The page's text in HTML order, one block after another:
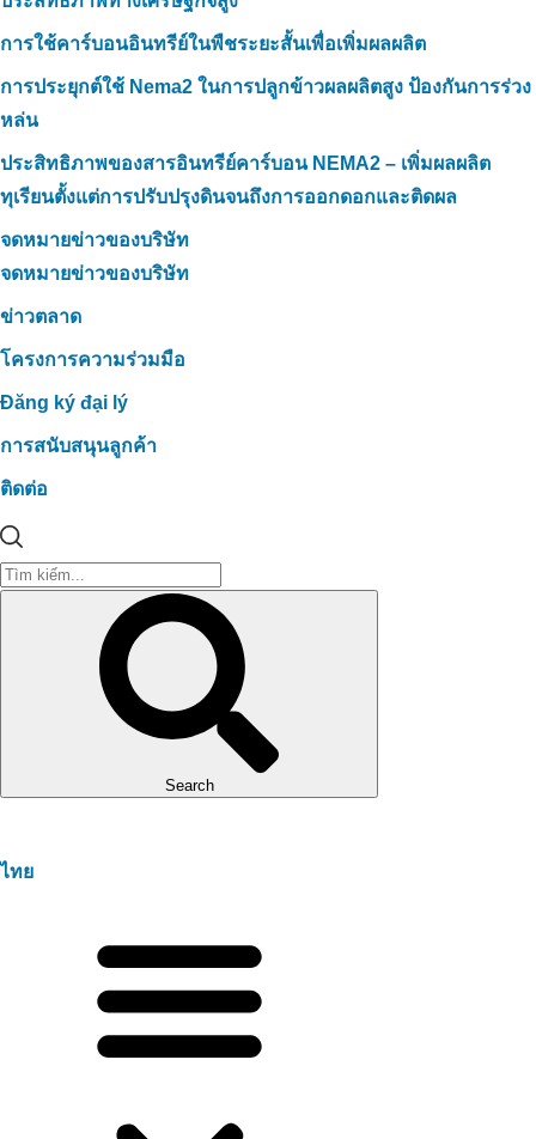
การใช้คาร์บอนอินทรีย์ในพืชระยะสั้นเพื่อเพิ่มผลผลิต
การประยุกต์ใช้ Nema2 ในการปลูกข้าวผลผลิตสูง ป้องกันการร่วง
หล่น
ประสิทธิภาพของสารอินทรีย์คาร์บอน NEMA2 – เพิ่มผลผลิต
ทุเรียนตั้งแต่การปรับปรุงดินจนถึงการออกดอกและติดผล
จดหมายข่าวของบริษัท
จดหมายข่าวของบริษัท
ข่าวตลาด
โครงการความร่วมมือ
Đăng ký đại lý
การสนับสนุนลูกค้า
ติดต่อ
Search
ไทย